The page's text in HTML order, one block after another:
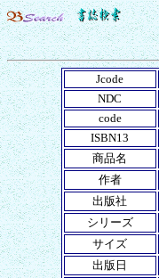
Jcode
NDC
code
ISBN13
商品名
作者
出版社
シリーズ
サイズ
出版日